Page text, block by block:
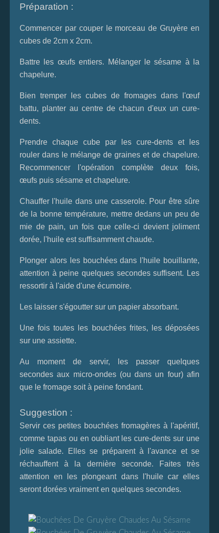
Préparation :
Commencer par couper le morceau de Gruyère en
cubes de 2cm x 2cm.
Battre les œufs entiers. Mélanger le sésame à la
chapelure.
Bien tremper les cubes de fromages dans l'œuf
battu, planter au centre de chacun d'eux un cure-
dents.
Prendre chaque cube par les cure-dents et les
rouler dans le mélange de graines et de chapelure.
Recommencer l'opération complète deux fois,
œufs puis sésame et chapelure.
Chauffer l'huile dans une casserole. Pour être sûre
de la bonne température, mettre dedans un peu de
mie de pain, un fois que celle-ci devient joliment
dorée, l'huile est suffisamment chaude.
Plonger alors les bouchées dans l'huile bouillante,
attention à peine quelques secondes suffisent. Les
ressortir à l'aide d'une écumoire.
Les laisser s'égoutter sur un papier absorbant.
Une fois toutes les bouchées frites, les déposées
sur une assiette.
Au moment de servir, les passer quelques
secondes aux micro-ondes (ou dans un four) afin
que le fromage soit à peine fondant.
Suggestion :
Servir ces petites bouchées fromagères à l'apéritif,
comme tapas ou en oubliant les cure-dents sur une
jolie salade. Elles se préparent à l'avance et se
réchauffent à la dernière seconde. Faites très
attention en les plongeant dans l'huile car elles
seront dorées vraiment en quelques secondes.